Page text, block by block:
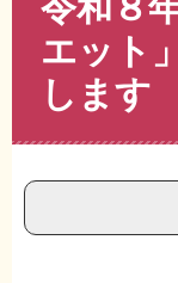
へ
トップページ >分
>ごみ・リサイ
ト」のアイデアを
エット
します